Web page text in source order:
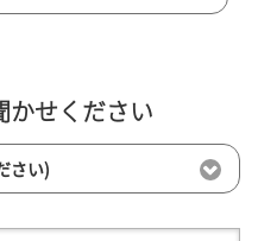
かせください
さい)